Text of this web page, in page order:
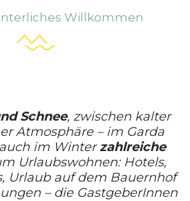
Willkommen
Schnee, zwischen kalter
Atmosphäre – im Garda
im Winterzahlreiche
Urlaubswohnen: Hotels,
Urlaub auf dem Bauernhof
– die GastgeberInnen